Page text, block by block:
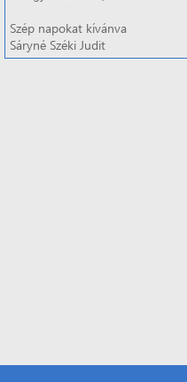
Szép napokat kívánva
Sáryné Széki Judit